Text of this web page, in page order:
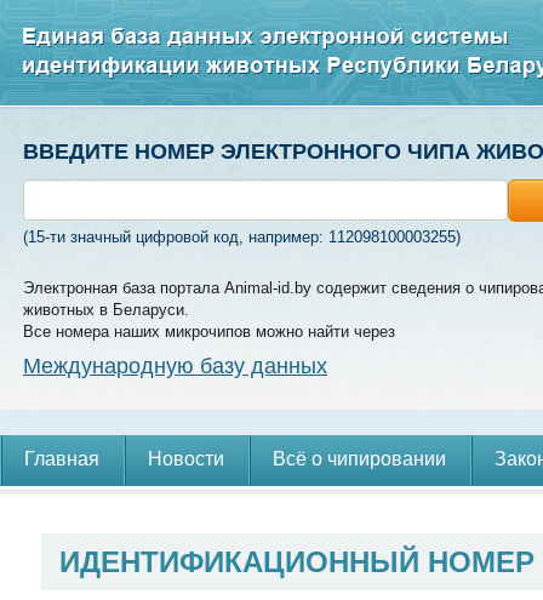
ВВЕДИТЕ НОМЕР ЭЛЕКТРОННОГО ЧИПА
(15-ти значный цифровой код, например: 112098100003255)
Электронная база портала Animal-id.by содержит сведения о
животных в Беларуси.
Все номера наших микрочипов можно найти через
Международную базу данных
Главная Новости Всё о чипировании
ИДЕНТИФИКАЦИОННЫЙ